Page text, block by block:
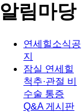
알림마당
연세힐소식공
지
잠실 연세힐
척추·관절 비
수술 통증
Q&A 게시판